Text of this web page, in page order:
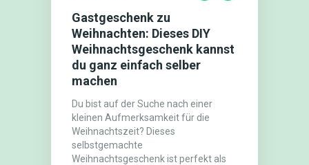
Gastgeschenk zu
Weihnachten: Dieses DIY
Weihnachtsgeschenk kannst
du ganz einfach selber
machen
Du bist auf der Suche nach einer
kleinen Aufmerksamkeit für die
Weihnachtszeit? Dieses
selbstgemachte
Weihnachtsgeschenk ist perfekt als